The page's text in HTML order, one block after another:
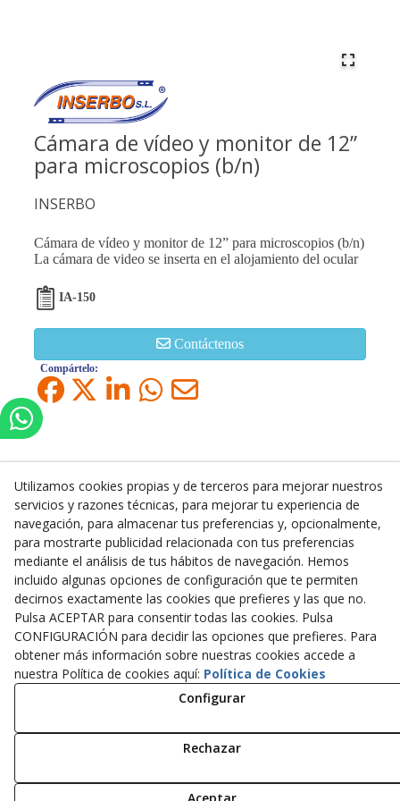
Cámara de vídeo y monitor de 12”
para microscopios (b/n)
INSERBO
Cámara de vídeo y monitor de 12” para microscopios (b/n)
La cámara de video se inserta en el alojamiento del ocular
IA-150
Contáctenos
Compártelo:
Inserbo, S.L.
Pol. Industrial Torrefarrera C/. Ponent, 3
25123 Torrefarrera( Lleida)España
+34 973 75 03 13
+34 973 75 17 72
inserbo@inserbo.com
Aviso Legal
Política de Privacidad
© 08/2026 Inserbo, S.L. - Todos los derechos reservados.
Utilizamos cookies propias y de terceros para mejorar nuestros
servicios y razones técnicas, para mejorar tu experiencia de
navegación, para almacenar tus preferencias y, opcionalmente,
para mostrarte publicidad relacionada con tus preferencias
mediante el análisis de tus hábitos de navegación. Hemos
incluido algunas opciones de configuración que te permiten
decirnos exactamente las cookies que prefieres y las que no.
Pulsa ACEPTAR para consentir todas las cookies. Pulsa
CONFIGURACIÓN para decidir las opciones que prefieres. Para
obtener más información sobre nuestras cookies accede a
nuestra Política de cookies aquí: Política de Cookies
Configurar
Rechazar